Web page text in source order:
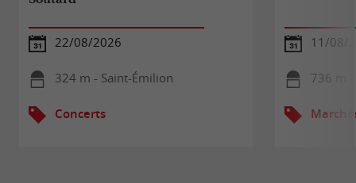
22/08/2026
324 m - Saint-Émilion
Concerts
11/08/
736 m